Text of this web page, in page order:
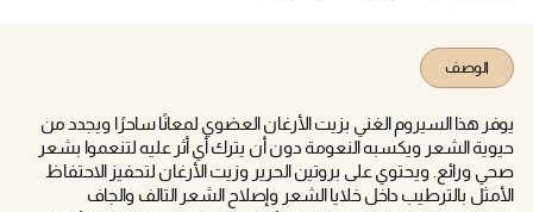
الوصف
يوفر هذا السيروم الغني بزيت الأرغان العضوي لمعانًا ساحرًا ويجدد من
حيوية الشعر ويكسبه النعومة دون أن يترك أي أثر عليه لتنعموا بشعر
صحي ورائع. ويحتوي على بروتين الحرير وزيت الأرغان لتحفيز الاحتفاظ
الأمثل بالترطيب داخل خلايا الشعر وإصلاح الشعر التالف والجاف